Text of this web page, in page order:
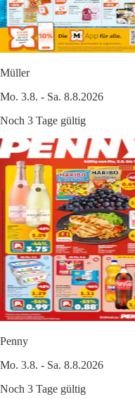
Müller
Mo. 3.8. - Sa. 8.8.2026
Noch 3 Tage gültig
Penny
Mo. 3.8. - Sa. 8.8.2026
Noch 3 Tage gültig